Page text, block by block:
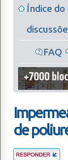
Índice do
FAQ
de